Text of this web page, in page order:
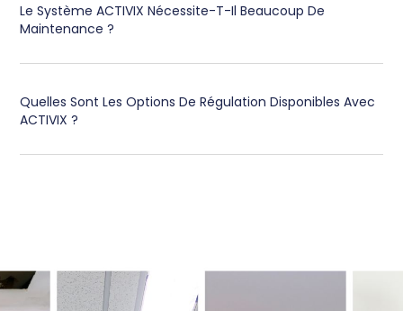
Le Système ACTIVIX Nécessite-T-Il Beaucoup De
Maintenance ?
Quelles Sont Les Options De Régulation Disponibles Avec
ACTIVIX ?